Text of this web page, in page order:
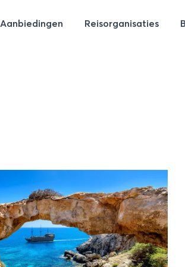
Aanbiedingen Reisorganisaties